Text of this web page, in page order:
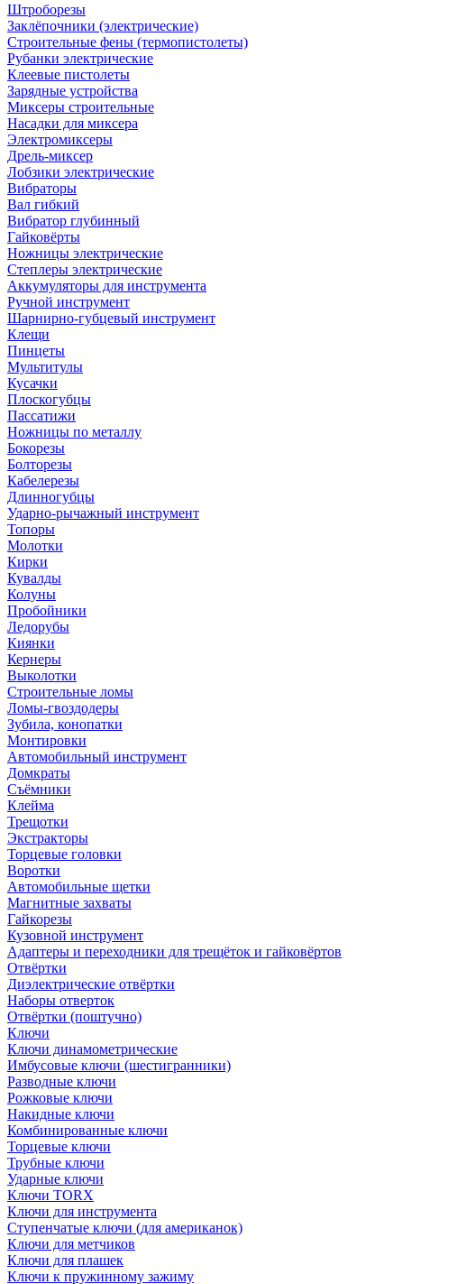
Штроборезы
Заклёпочники (электрические)
Строительные фены (термопистолеты)
Рубанки электрические
Клеевые пистолеты
Зарядные устройства
Миксеры строительные
Насадки для миксера
Электромиксеры
Дрель-миксер
Лобзики электрические
Вибраторы
Вал гибкий
Вибратор глубинный
Гайковёрты
Ножницы электрические
Степлеры электрические
Аккумуляторы для инструмента
Ручной инструмент
Шарнирно-губцевый инструмент
Клещи
Пинцеты
Мультитулы
Кусачки
Плоскогубцы
Пассатижи
Ножницы по металлу
Бокорезы
Болторезы
Кабелерезы
Длинногубцы
Ударно-рычажный инструмент
Топоры
Молотки
Кирки
Кувалды
Колуны
Пробойники
Ледорубы
Киянки
Кернеры
Выколотки
Строительные ломы
Ломы-гвоздодеры
Зубила, конопатки
Монтировки
Автомобильный инструмент
Домкраты
Съёмники
Клейма
Трещотки
Экстракторы
Торцевые головки
Воротки
Автомобильные щетки
Магнитные захваты
Гайкорезы
Кузовной инструмент
Адаптеры и переходники для трещёток и гайковёртов
Отвёртки
Диэлектрические отвёртки
Наборы отверток
Отвёртки (поштучно)
Ключи
Ключи динамометрические
Имбусовые ключи (шестигранники)
Разводные ключи
Рожковые ключи
Накидные ключи
Комбинированные ключи
Торцевые ключи
Трубные ключи
Ударные ключи
Ключи TORX
Ключи для инструмента
Ступенчатые ключи (для американок)
Ключи для метчиков
Ключи для плашек
Ключи к пружинному зажиму